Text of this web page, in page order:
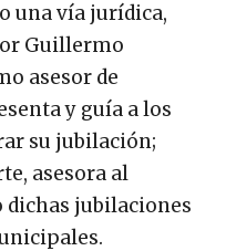
una vía jurídica,
Guillermo
asesor de
y guía a los
su jubilación;
asesora al
jubilaciones